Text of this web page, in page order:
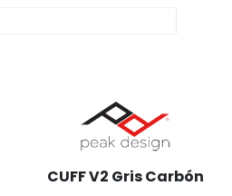
CUFF V2 Gris Carbón